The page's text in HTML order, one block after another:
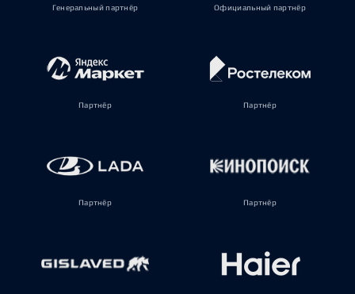
Генеральный партнёр Официальный партнёр
Партнёр Партнёр
Партнёр Партнёр